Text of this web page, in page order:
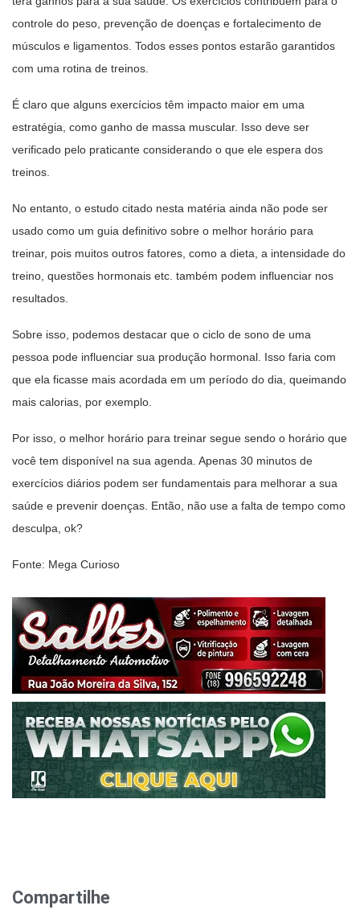
controle do peso, prevenção de doenças e fortalecimento de
músculos e ligamentos. Todos esses pontos estarão garantidos
com uma rotina de treinos.
É claro que alguns exercícios têm impacto maior em uma
estratégia, como ganho de massa muscular. Isso deve ser
verificado pelo praticante considerando o que ele espera dos
treinos.
No entanto, o estudo citado nesta matéria ainda não pode ser
usado como um guia definitivo sobre o melhor horário para
treinar, pois muitos outros fatores, como a dieta, a intensidade do
treino, questões hormonais etc. também podem influenciar nos
resultados.
Sobre isso, podemos destacar que o ciclo de sono de uma
pessoa pode influenciar sua produção hormonal. Isso faria com
que ela ficasse mais acordada em um período do dia, queimando
mais calorias, por exemplo.
Por isso, o melhor horário para treinar segue sendo o horário que
você tem disponível na sua agenda. Apenas 30 minutos de
exercícios diários podem ser fundamentais para melhorar a sua
saúde e prevenir doenças. Então, não use a falta de tempo como
desculpa, ok?
Fonte: Mega Curioso
Compartilhe